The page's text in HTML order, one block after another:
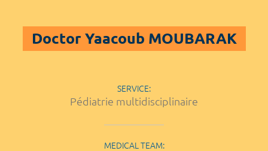
Doctor Yaacoub MOUBARAK
SERVICE:
Pédiatrie multidisciplinaire
MEDICAL TEAM: